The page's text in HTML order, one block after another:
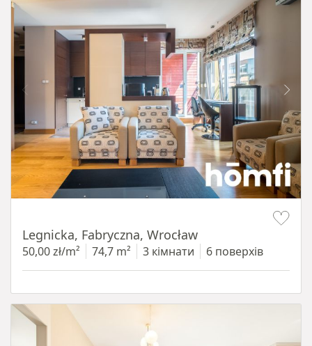
Legnicka, Fabryczna, Wrocław
50,00 zł/m² 74,7 m² 3 кімнати 6 поверхів